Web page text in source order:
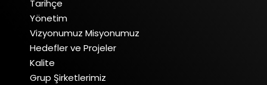
Tarihçe
Yönetim
Vizyonumuz Misyonumuz
Hedefler ve Projeler
Kalite
Grup Şirketlerimiz